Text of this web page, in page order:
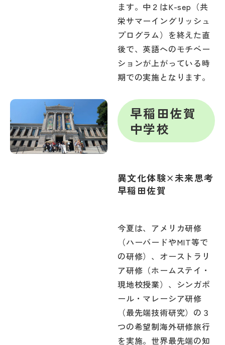
ます。中２はK-sep（共
栄サマーイングリッシュ
プログラム）を終えた直
後で、英語へのモチベー
ションが上がっている時
期での実施となります。
早稲田佐賀
中学校
異文化体験×未来思考
早稲田佐賀
今夏は、アメリカ研修
（ハーバードやMIT等で
の研修）、オーストラリ
ア研修（ホームステイ・
現地校授業）、シンガポ
ール・マレーシア研修
（最先端技術研究）の３
つの希望制海外研修旅行
を実施。世界最先端の知